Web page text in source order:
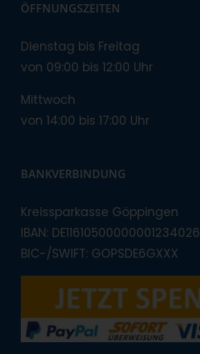
ÖFFNUNGSZEITEN
Dienstag bis Freitag
von 09:00 bis 12:00 Uhr
Mittwoch
von 14:00 bis 17:00 Uhr
BANKVERBINDUNG
Kreissparkasse Göppingen
IBAN: DE11610500000001234026
BIC-/SWIFT: GOPSDE6GXXX